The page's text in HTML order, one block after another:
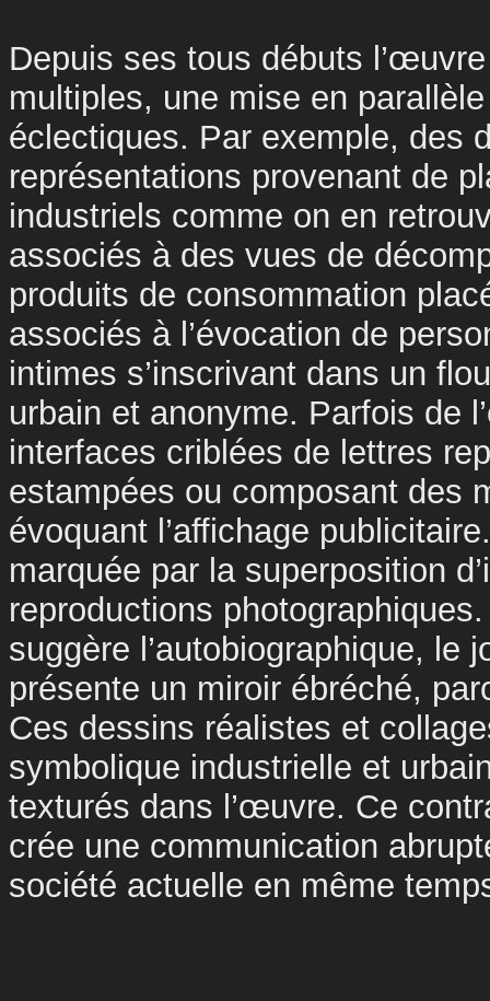
Depuis ses tous débuts
multiples, une mise en
éclectiques. Par exemple, des
représentations provenant de
industriels comme on en
associés à des vues de
produits de consommation
associés à l’évocation de
intimes s’inscrivant dans un
urbain et anonyme. Parfois de
interfaces criblées de lettres
estampées ou composant des
évoquant l’affichage
marquée par la superposition
reproductions
suggère l’autobiographique, le
présente un miroir ébréché,
Ces dessins réalistes et
symbolique industrielle et
texturés dans l’œuvre. Ce
crée une communication
société actuelle en même